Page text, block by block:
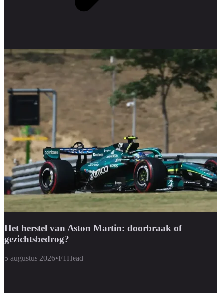
Het herstel van Aston Martin: doorbraak of
gezichtsbedrog?
5 augustus 2026•F1Head